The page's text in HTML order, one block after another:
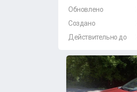
Обновлено
Создано
Действительно до